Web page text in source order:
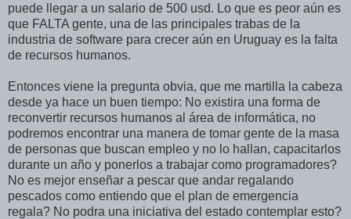
puede llegar a un salario de 500 usd. Lo que es peor aún es
que FALTA gente, una de las principales trabas de la
industria de software para crecer aún en Uruguay es la falta
de recursos humanos.
Entonces viene la pregunta obvia, que me martilla la cabeza
desde ya hace un buen tiempo: No existira una forma de
reconvertir recursos humanos al área de informática, no
podremos encontrar una manera de tomar gente de la masa
de personas que buscan empleo y no lo hallan, capacitarlos
durante un año y ponerlos a trabajar como programadores?
No es mejor enseñar a pescar que andar regalando
pescados como entiendo que el plan de emergencia
regala? No podra una iniciativa del estado contemplar esto?